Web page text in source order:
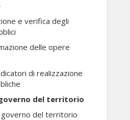
e verifica degli
delle opere
di realizzazione
del territorio
governo del territorio